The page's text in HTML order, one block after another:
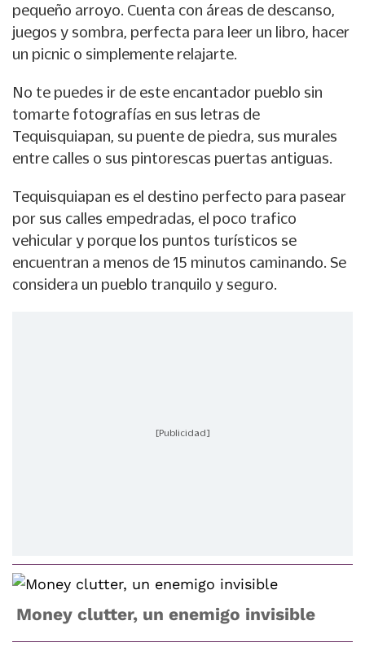
pequeño arroyo. Cuenta con áreas de descanso,
juegos y sombra, perfecta para leer un libro, hacer
un picnic o simplemente relajarte.
No te puedes ir de este encantador pueblo sin
tomarte fotografías en sus letras de
Tequisquiapan, su puente de piedra, sus murales
entre calles o sus pintorescas puertas antiguas.
Tequisquiapan es el destino perfecto para pasear
por sus calles empedradas, el poco trafico
vehicular y porque los puntos turísticos se
encuentran a menos de 15 minutos caminando. Se
considera un pueblo tranquilo y seguro.
[Publicidad]
Money clutter, un enemigo invisible